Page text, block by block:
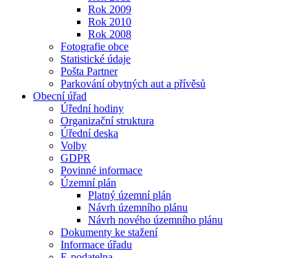
Rok 2009
Rok 2010
Rok 2008
Fotografie obce
Statistické údaje
Pošta Partner
Parkování obytných aut a přívěsů
Obecní úřad
Úřední hodiny
Organizační struktura
Úřední deska
Volby
GDPR
Povinné informace
Územní plán
Platný územní plán
Návrh územního plánu
Návrh nového územního plánu
Dokumenty ke stažení
Informace úřadu